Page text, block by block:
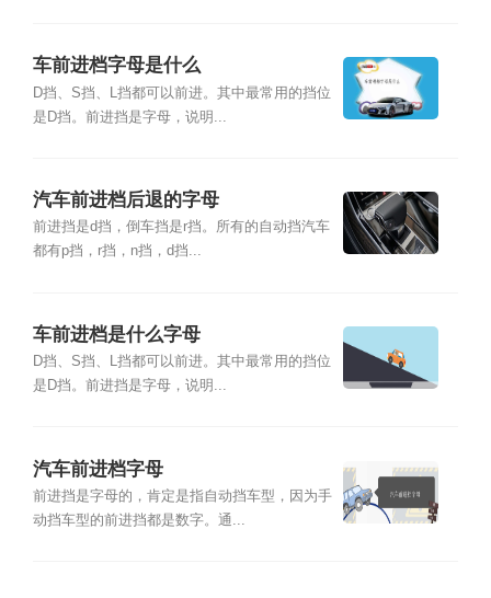
车前进档字母是什么
D挡、S挡、L挡都可以前进。其中最常用的挡位
是D挡。前进挡是字母，说明...
汽车前进档后退的字母
前进挡是d挡，倒车挡是r挡。所有的自动挡汽车
都有p挡，r挡，n挡，d挡...
车前进档是什么字母
D挡、S挡、L挡都可以前进。其中最常用的挡位
是D挡。前进挡是字母，说明...
汽车前进档字母
前进挡是字母的，肯定是指自动挡车型，因为手
动挡车型的前进挡都是数字。通...